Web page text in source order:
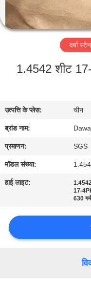
हमारे
बारे
गुणवत्ता
नियंत्रण
संपर्क
एक
उद्धरण
वर्षा
1.4542 शीट
उत्पत्ति के प्लेस: चीन
ब्रांड नाम:
प्रमाणन: SGS
मॉडल संख्या:
हाई लाइट:
17-
630